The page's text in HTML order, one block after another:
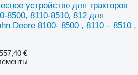
устройство для тракторов
8500, 8110-8510, 812 для
Deere 8100- 8500 , 8110 – 8510 ,
€